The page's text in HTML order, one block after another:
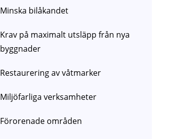
Minska bilåkandet
Krav på maximalt utsläpp från nya
byggnader
Restaurering av våtmarker
Miljöfarliga verksamheter
Förorenade områden